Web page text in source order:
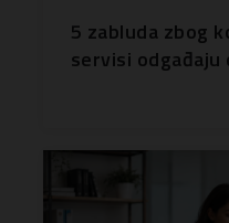
5 zabluda zbog
servisi